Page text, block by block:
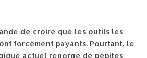
de croire que les outils les
forcément payants. Pourtant, le
actuel regorge de pépites